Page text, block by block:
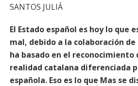
SANTOS JULIÁ
El Estado español es hoy lo que
mal, debido a la colaboración de
ha basado en el reconocimiento
realidad catalana diferenciada
española. Eso es lo que Mas se